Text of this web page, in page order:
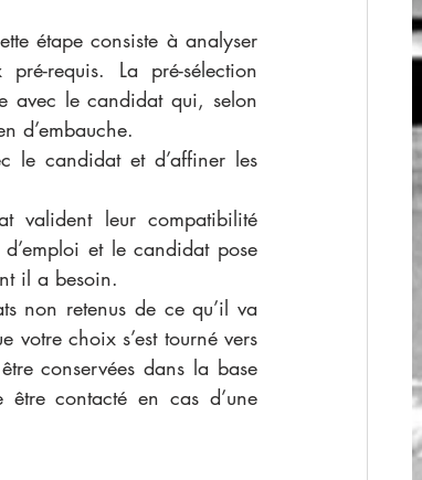
étape consiste à analyser
requis. La pré-sélection
avec le candidat qui, selon
d’embauche.
le candidat et d’affiner les
valident leur compatibilité
et le candidat pose
il a besoin.
non retenus de ce qu’il va
choix s’est tourné vers
conservées dans la base
contacté en cas d’une